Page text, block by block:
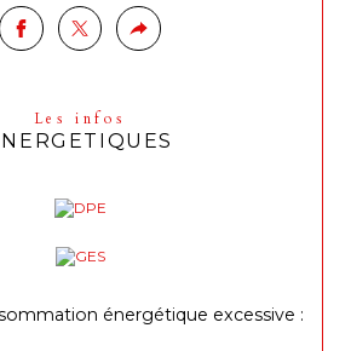
Les infos
énergétique excessive :